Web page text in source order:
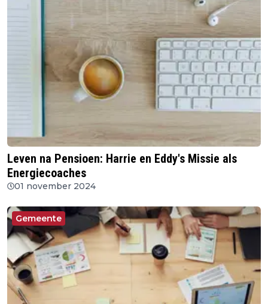
Leven na Pensioen: Harrie en Eddy's Missie als
Energiecoaches
01 november 2024
Gemeente